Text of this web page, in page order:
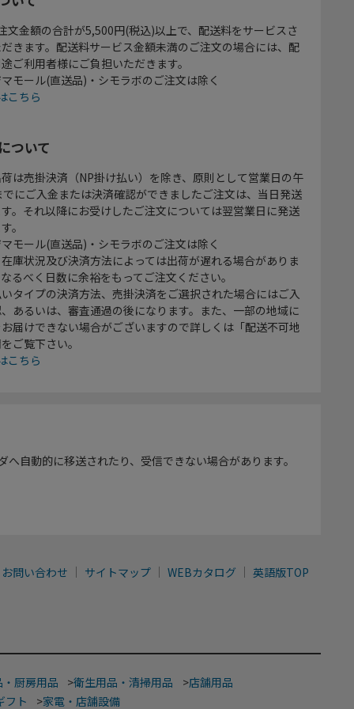
文金額の合計が5,500円(税込)以上で、配送料をサービスさ
きます。配送料サービス金額未満のご注文の場合には、配
ご利用者様にご負担いただきます。
モール(直送品)・シモラボのご注文は除く
こちら
ついて
は売掛決済（NP掛け払い）を除き、原則として営業日の午
にご入金または決済確認ができましたご注文は、当日発送
。それ以降にお受けしたご注文については翌営業日に発送
。
モール(直送品)・シモラボのご注文は除く
庫状況及び決済方法によっては出荷が遅れる場合がありま
るべく日数に余裕をもってご注文ください。
タイプの決済方法、売掛決済をご選択された場合にはご入
あるいは、審査通過の後になります。また、一部の地域に
届けできない場合がございますので詳しくは「配送不可地
ご覧下さい。
こちら
自動的に移送されたり、受信できない場合があります。
お問い合わせ サイトマップ WEBカタログ 英語版TOP
厨房用品 >衛生用品・清掃用品 >店舗用品
フト
>家電・店舗設備